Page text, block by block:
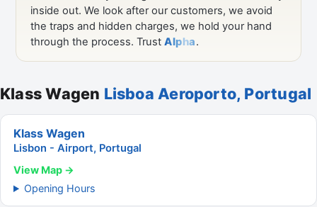
Klass Wagen Lisboa Aeroporto, Portugal
Klass Wagen
Lisbon - Airport, Portugal
View Map →
Opening Hours